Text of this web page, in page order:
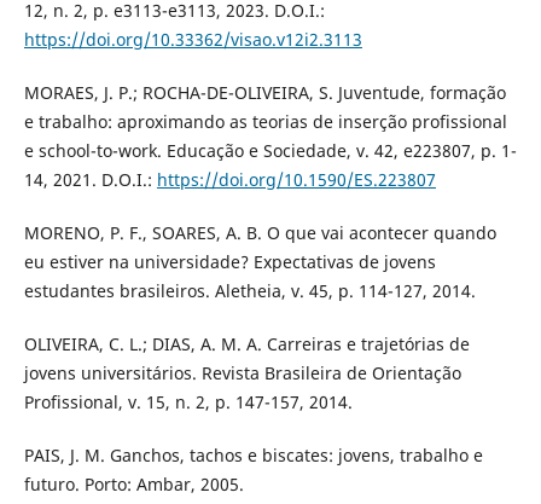
12, n. 2, p. e3113-e3113, 2023. D.O.I.:
https://doi.org/10.33362/visao.v12i2.3113
MORAES, J. P.; ROCHA-DE-OLIVEIRA, S. Juventude, formação
e trabalho: aproximando as teorias de inserção profissional
e school-to-work. Educação e Sociedade, v. 42, e223807, p. 1-
14, 2021. D.O.I.: https://doi.org/10.1590/ES.223807
MORENO, P. F., SOARES, A. B. O que vai acontecer quando
eu estiver na universidade? Expectativas de jovens
estudantes brasileiros. Aletheia, v. 45, p. 114-127, 2014.
OLIVEIRA, C. L.; DIAS, A. M. A. Carreiras e trajetórias de
jovens universitários. Revista Brasileira de Orientação
Profissional, v. 15, n. 2, p. 147-157, 2014.
PAIS, J. M. Ganchos, tachos e biscates: jovens, trabalho e
futuro. Porto: Ambar, 2005.